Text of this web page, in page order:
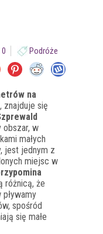
0 Podróże
na
, znajduje się
obszar, w
małych
jest jednym z
miejsc w
różnicą, że
pływamy
spośród
się małe